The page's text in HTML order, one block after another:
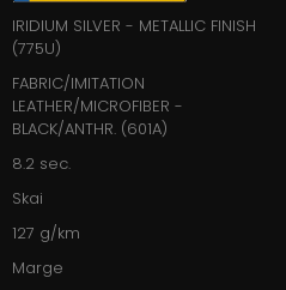
IRIDIUM SILVER - METALLIC FINISH
(775U)
FABRIC/IMITATION
LEATHER/MICROFIBER -
BLACK/ANTHR. (601A)
8.2 sec.
Skai
127 g/km
Marge